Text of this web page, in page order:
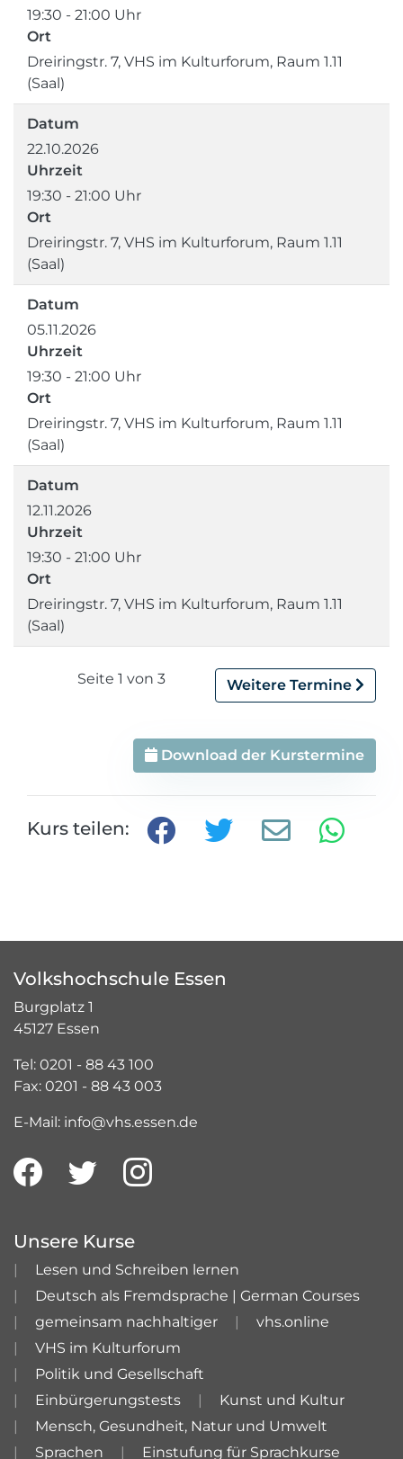
19:30 - 21:00 Uhr
Ort
Dreiringstr. 7, VHS im Kulturforum, Raum 1.11
(Saal)
Datum
22.10.2026
Uhrzeit
19:30 - 21:00 Uhr
Ort
Dreiringstr. 7, VHS im Kulturforum, Raum 1.11
(Saal)
Datum
05.11.2026
Uhrzeit
19:30 - 21:00 Uhr
Ort
Dreiringstr. 7, VHS im Kulturforum, Raum 1.11
(Saal)
Datum
12.11.2026
Uhrzeit
19:30 - 21:00 Uhr
Ort
Dreiringstr. 7, VHS im Kulturforum, Raum 1.11
(Saal)
Weitere Termine
Seite 1 von 3
Download der Kurstermine
Kurs teilen:
Volkshochschule Essen
Burgplatz 1
45127 Essen
Tel: 0201 - 88 43 100
Fax: 0201 - 88 43 003
E-Mail: info@vhs.essen.de
Unsere Kurse
Lesen und Schreiben lernen
Deutsch als Fremdsprache | German Courses
gemeinsam nachhaltiger
vhs.online
VHS im Kulturforum
Politik und Gesellschaft
Einbürgerungstests
Kunst und Kultur
Mensch, Gesundheit, Natur und Umwelt
Sprachen
Einstufung für Sprachkurse